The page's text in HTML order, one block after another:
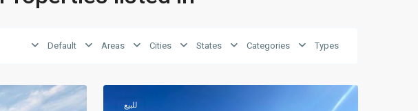
Types
Categories
States
Cities
Areas
Default
للبيع